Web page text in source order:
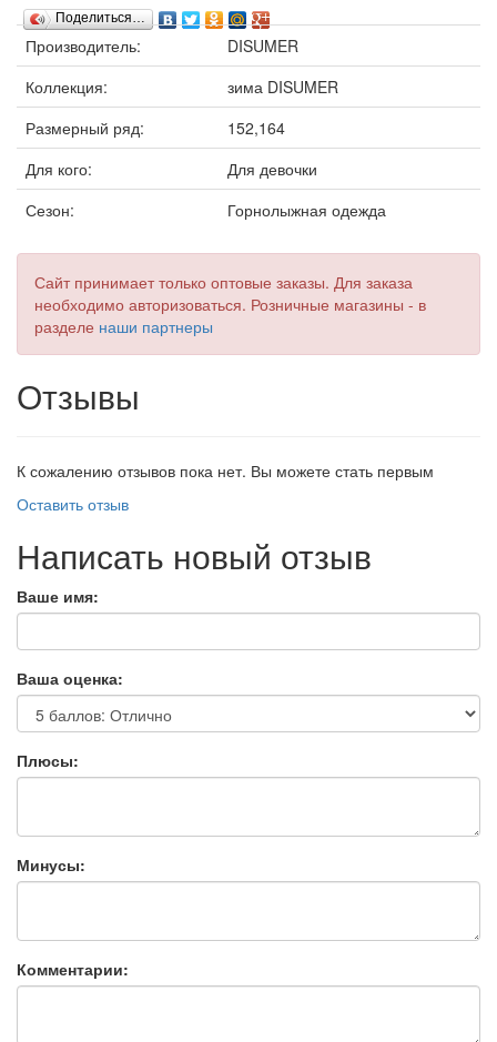
Поделиться…
Производитель:
DISUMER
Коллекция:
зима DISUMER
Размерный ряд:
152,164
Для кого:
Для девочки
Сезон:
Горнолыжная одежда
Сайт принимает только оптовые заказы. Для заказа
необходимо авторизоваться. Розничные магазины - в
разделе наши партнеры
Отзывы
К сожалению отзывов пока нет. Вы можете стать первым
Оставить отзыв
Написать новый отзыв
Ваше имя:
Ваша оценка:
Плюсы:
Минусы:
Комментарии: